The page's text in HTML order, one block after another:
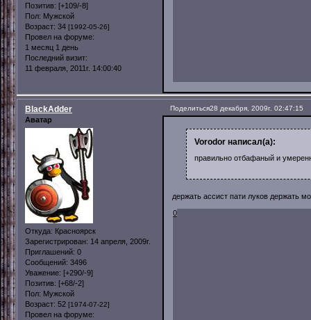
Позитив: [+109/-8]
Пол: Мужской
Возраст: 34 [1992-05-26]
Провел на форуме:
1 месяц 1 день
Последний визит:
11 февраля, 2011г. 14:00:40
Поделиться28 декабря, 2009г. 02:47:15
BlackAdder
Аватар
Откуда: Красноярск
Зарегистрирован: 14 апреля, 2009г.
Приглашений: 0
Сообщений: 3496
Уважение: [+290/-9]
Позитив: [+68/-2]
Пол: Мужской
Возраст: 52 [1974-07-22]
Провел на форуме:
Vorodor написал(а):
правильно отбафаный и
держать ассист пати луков держать
0